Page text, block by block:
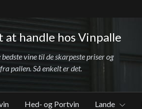
at handle hos Vinpalle
vine til de skarpeste priser og
pallen. Så enkelt er det.
Hed- og Portvin Lande